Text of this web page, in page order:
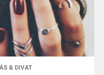
& DIVAT